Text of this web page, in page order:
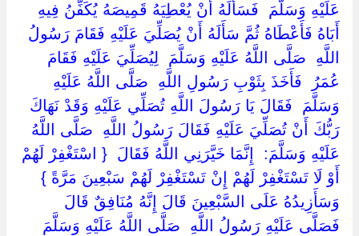
عَلَيْهِ وَسَلَّمَ ‏ ‏فَسَأَلَهُ أَنْ يُعْطِيَهُ قَمِيصَهُ يُكَفِّنُ فِيهِ
أَبَاهُ فَأَعْطَاهُ ثُمَّ سَأَلَهُ أَنْ يُصَلِّيَ عَلَيْهِ فَقَامَ رَسُولُ
اللَّهِ ‏ ‏صَلَّى اللَّهُ عَلَيْهِ وَسَلَّمَ ‏ ‏لِيُصَلِّيَ عَلَيْهِ فَقَامَ ‏
‏عُمَرُ ‏ ‏فَأَخَذَ بِثَوْبِ رَسُولِ اللَّهِ ‏ ‏صَلَّى اللَّهُ عَلَيْهِ
وَسَلَّمَ ‏ ‏فَقَالَ يَا رَسُولَ اللَّهِ تُصَلِّي عَلَيْهِ وَقَدْ نَهَاكَ
رَبُّكَ أَنْ تُصَلِّيَ عَلَيْهِ فَقَالَ رَسُولُ اللَّهِ ‏ ‏صَلَّى اللَّهُ
عَلَيْهِ وَسَلَّمَ: ‏ ‏إِنَّمَا خَيَّرَنِي اللَّهُ فَقَالَ ‏ { ‏اسْتَغْفِرْ لَهُمْ
أَوْ لَا تَسْتَغْفِرْ لَهُمْ إِنْ تَسْتَغْفِرْ لَهُمْ سَبْعِينَ مَرَّةً ‏}
‏وَسَأَزِيدُهُ عَلَى السَّبْعِينَ قَالَ إِنَّهُ مُنَافِقٌ قَالَ
فَصَلَّى عَلَيْهِ رَسُولُ اللَّهِ ‏ ‏صَلَّى اللَّهُ عَلَيْهِ وَسَلَّمَ ‏